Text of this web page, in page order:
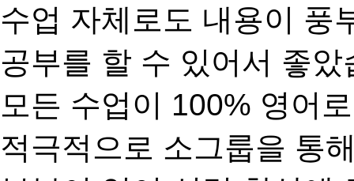
수업 자체로도 내용이 풍
공부를 할 수 있어서 좋
모든 수업이 100% 영어
적극적으로 소그룹을 통